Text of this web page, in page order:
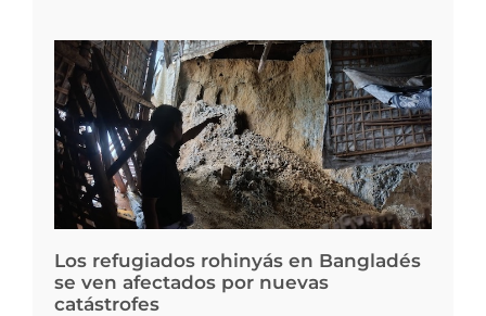
Los refugiados rohinyás en Bangladés
se ven afectados por nuevas
catástrofes